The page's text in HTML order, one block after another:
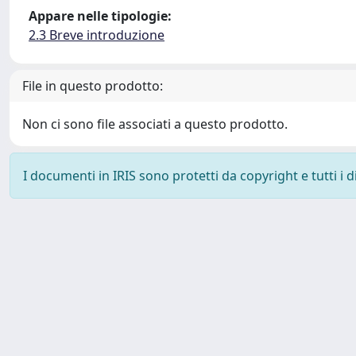
Appare nelle tipologie:
2.3 Breve introduzione
File in questo prodotto:
Non ci sono file associati a questo prodotto.
I documenti in IRIS sono protetti da copyright e tutti i